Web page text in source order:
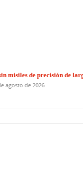
misiles de precisión de
agosto de 2026